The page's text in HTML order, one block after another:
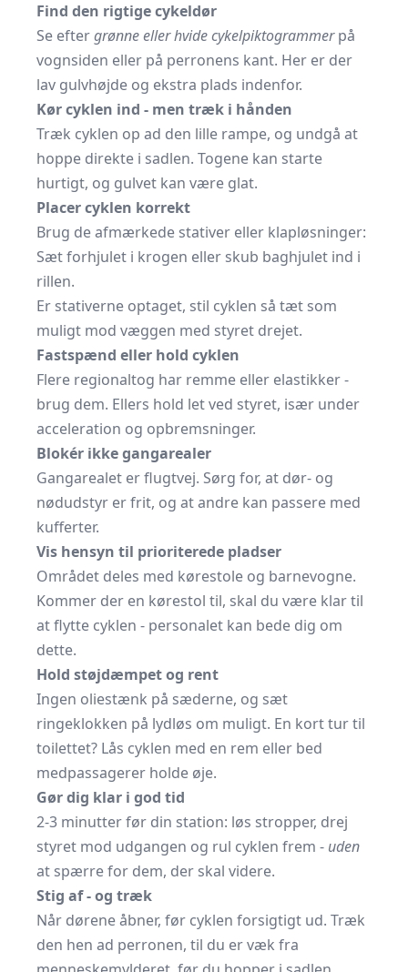
Find den rigtige cykeldør
Se eftergrønne eller hvide cykelpiktogrammerpå
vognsiden eller på perronens kant. Her er der
lav gulvhøjde og ekstra plads indenfor.
Kør cyklen ind - men træk i hånden
Træk cyklen op ad den lille rampe, og undgå at
hoppe direkte i sadlen. Togene kan starte
hurtigt, og gulvet kan være glat.
Placer cyklen korrekt
Brug de afmærkede stativer eller klapløsninger:
Sæt forhjulet i krogen eller skub baghjulet ind i
rillen.
Er stativerne optaget, stil cyklen så tæt som
muligt mod væggen med styret drejet.
Fastspænd eller hold cyklen
Flere regionaltog har remme eller elastikker -
brug dem. Ellers hold let ved styret, især under
acceleration og opbremsninger.
Blokér ikke gangarealer
Gangarealet er flugtvej. Sørg for, at dør- og
nødudstyr er frit, og at andre kan passere med
kufferter.
Vis hensyn til prioriterede pladser
Området deles med kørestole og barnevogne.
Kommer der en kørestol til, skal du være klar til
at flytte cyklen - personalet kan bede dig om
dette.
Hold støjdæmpet og rent
Ingen oliestænk på sæderne, og sæt
ringeklokken på lydløs om muligt. En kort tur til
toilettet? Lås cyklen med en rem eller bed
medpassagerer holde øje.
Gør dig klar i god tid
2-3 minutter før din station: løs stropper, drej
styret mod udgangen og rul cyklen frem - uden
at spærre for dem, der skal videre.
Stig af - og træk
Når dørene åbner, før cyklen forsigtigt ud. Træk
den hen ad perronen, til du er væk fra